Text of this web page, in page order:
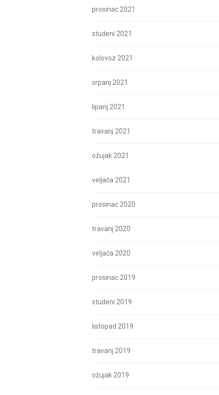
prosinac 2021
studeni 2021
kolovoz 2021
srpanj 2021
lipanj 2021
travanj 2021
ožujak 2021
veljača 2021
prosinac 2020
travanj 2020
veljača 2020
prosinac 2019
studeni 2019
listopad 2019
travanj 2019
ožujak 2019